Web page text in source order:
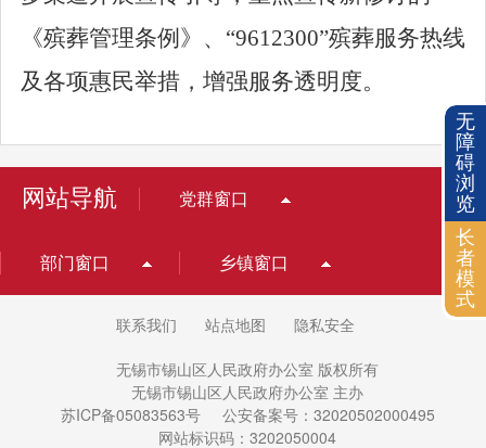
《殡葬管理条例》、“9612300”殡葬服务热线
及各项惠民举措，增强服务透明度。
网站导航 党群窗口
部门窗口 乡镇窗口
联系我们 站点地图 隐私安全
无锡市锡山区人民政府办公室 版权所有
无锡市锡山区人民政府办公室 主办
苏ICP备05083563号
公安备案号：32020502000495
网站标识码：3202050004
无
障
碍
浏
览
长
者
模
式